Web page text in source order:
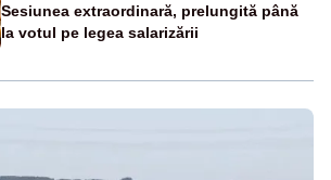
Sesiunea extraordinară, prelungită până
la votul pe legea salarizării